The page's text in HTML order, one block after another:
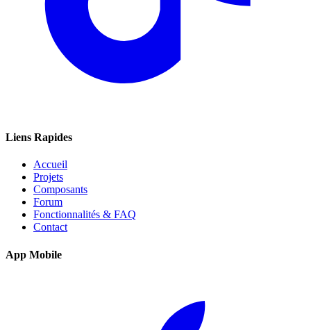
Liens Rapides
Accueil
Projets
Composants
Forum
Fonctionnalités & FAQ
Contact
App Mobile